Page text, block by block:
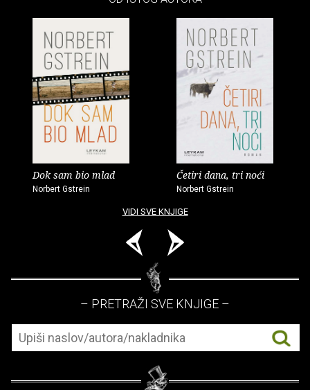
Dok sam bio mlad
Norbert Gstrein
Četiri dana, tri noći
Norbert Gstrein
VIDI SVE KNJIGE
– PRETRAŽI SVE KNJIGE –